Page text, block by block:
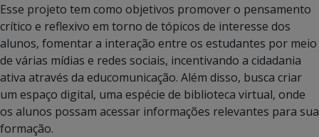
Esse projeto tem como objetivos promover o pensamento
crítico e reflexivo em torno de tópicos de interesse dos
alunos, fomentar a interação entre os estudantes por meio
de várias mídias e redes sociais, incentivando a cidadania
ativa através da educomunicação. Além disso, busca criar
um espaço digital, uma espécie de biblioteca virtual, onde
os alunos possam acessar informações relevantes para sua
formação.